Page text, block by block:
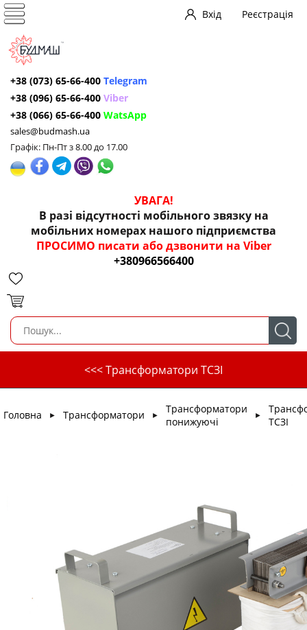
Вхід Реєстрація
+38 (073) 65-66-400 Telegram
+38 (096) 65-66-400 Viber
+38 (066) 65-66-400 WatsApp
sales@budmash.ua
Графік: Пн-Пт з 8.00 до 17.00
УВАГА!
В разі відсутності мобільного звязку на
мобільних номерах нашого підприємства
ПРОСИМО писати або дзвонити на Viber
+380966566400
<<< Трансформатори ТСЗІ
Головна ► Трансформатори ►
Трансформатори
понижуючі
►
ТСЗІ